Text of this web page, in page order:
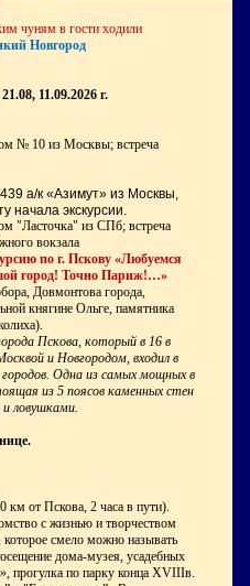
чуням в гости ходили
Новгород
11.09.2026 г.
№ 10 из Москвы; встреча
а/к «Азимут» из Москвы,
начала экскурсии.
"Ласточка" из СПб; встреча
вокзала
по г. Пскову «Любуемся
город! Точно Париж!…»
Довмонтова города,
княгине Ольге, памятника
Пскова, который в 16 в
и Новгородом, входил в
городов. Одна из самых мощных в
из 5 поясов каменных стен с
ловушками.
км от Пскова, 2 часа в пути).
с жизнью и творчеством
смело можно называть
дома-музея, усадебных
прогулка по парку конца XVIIIв., в